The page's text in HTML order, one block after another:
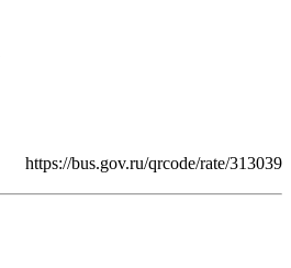
https://bus.gov.ru/qrcode/rate/313039